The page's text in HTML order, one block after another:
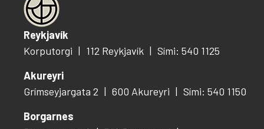
Reykjavík
Korputorgi
112 Reykjavík
Sími: 540 1125
Akureyri
Grímseyjargata 2
600 Akureyri
Sími: 540 1150
Borgarnes